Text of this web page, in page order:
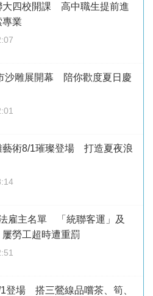
大四校開課 高中職生提前進
專業
沙雕展開幕 陪你歡度夏日慶
藝術8/1璀璨登場 打造夏夜浪
雇主名單 「統聯客運」及
屢勞工超時遭重罰
登場 搭三鶯線品嚐茶、筍、